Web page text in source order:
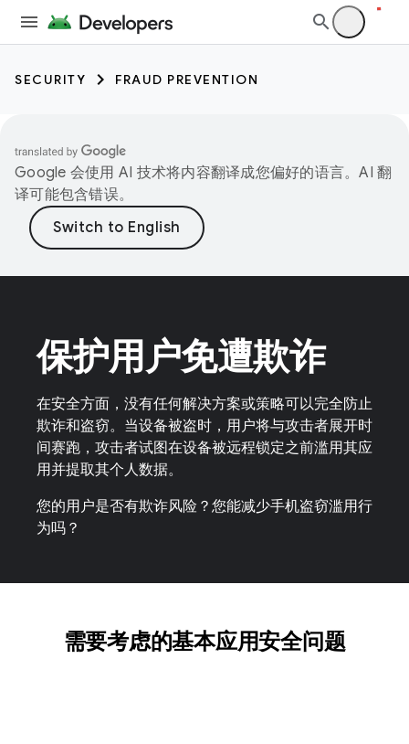
SECURITY FRAUD PREVENTION
Google 会使用 AI 技术将内容翻译成您偏好的语言。AI 翻
译可能包含错误。
保护用户免遭欺诈
在安全方面，没有任何解决方案或策略可以完全防止
欺诈和盗窃。当设备被盗时，用户将与攻击者展开时
间赛跑，攻击者试图在设备被远程锁定之前滥用其应
用并提取其个人数据。
您的用户是否有欺诈风险？您能减少手机盗窃滥用行
为吗？
需要考虑的基本应用安全问题